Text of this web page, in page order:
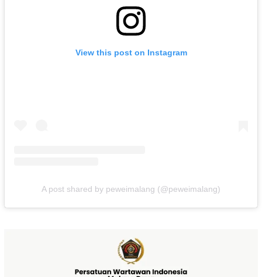
View this post on Instagram
A post shared by peweimalang (@peweimalang)